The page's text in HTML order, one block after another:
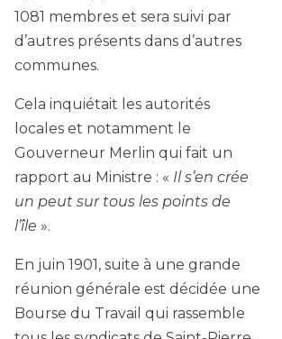
1081 membres et sera suivi par
d’autres présents dans d’autres
communes.
Cela inquiétait les autorités
locales et notamment le
Gouverneur Merlin qui fait un
rapport au Ministre : « Il s’en crée
un peut sur tous les points de
l’île ».
En juin 1901, suite à une grande
réunion générale est décidée une
Bourse du Travail qui rassemble